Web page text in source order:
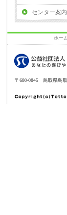
センター案
ホー
〒680-0845 鳥取県鳥